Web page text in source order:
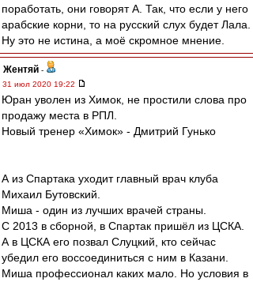
поработать, они говорят А. Так, что если у него
арабские корни, то на русский слух будет Лала.
Ну это не истина, а моё скромное мнение.
Жентяй -
31 июл 2020 19:22
Юран уволен из Химок, не простили слова про
продажу места в РПЛ.
Новый тренер «Химок» - Дмитрий Гунько
А из Спартака уходит главный врач клуба
Михаил Бутовский.
Миша - один из лучших врачей страны.
С 2013 в сборной, в Спартак пришёл из ЦСКА.
А в ЦСКА его позвал Слуцкий, кто сейчас
убедил его воссоединиться с ним в Казани.
Миша профессионал каких мало. Но условия в